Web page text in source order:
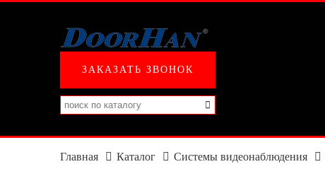
ЗАКАЗАТЬ ЗВОНОК
Главная Каталог Системы видеонаблюдения